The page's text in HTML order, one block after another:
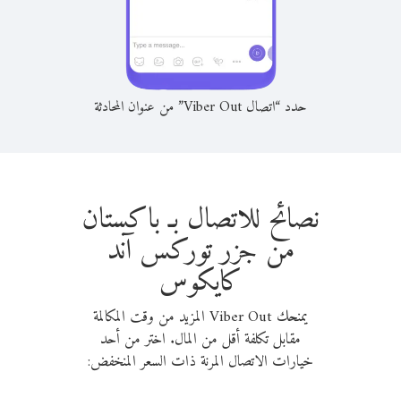
حدد “اتصال Viber Out” من عنوان المحادثة
نصائح للاتصال بـ باكستان
من جزر توركس آند
كايكوس
يمنحك Viber Out المزيد من وقت المكالمة
مقابل تكلفة أقل من المال. اختر من أحد
خيارات الاتصال المرنة ذات السعر المنخفض: